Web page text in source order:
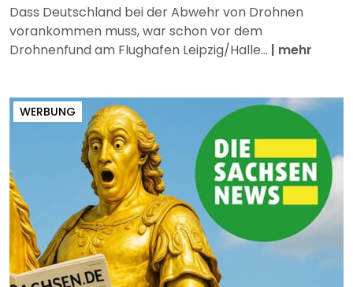
Dass Deutschland bei der Abwehr von Drohnen
vorankommen muss, war schon vor dem
Drohnenfund am Flughafen Leipzig/Halle... | mehr
WERBUNG